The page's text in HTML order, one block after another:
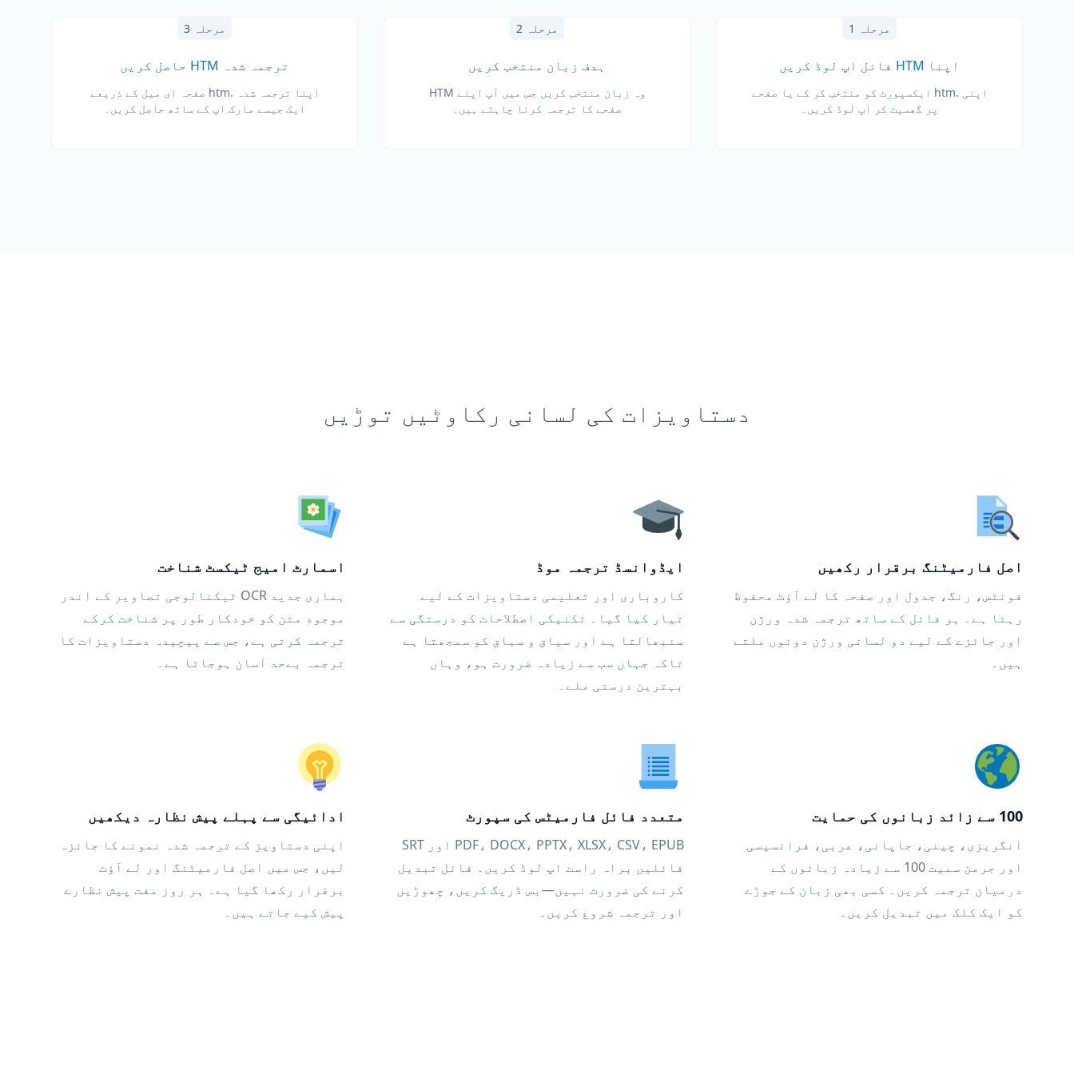
مرحلہ 1
اپنا HTM فائل اپ لوڈ کریں
اپنی .htm ایکسپورٹ کو منتخب کر کے یا صفحے
پر گھسیٹ کر اپ لوڈ کریں۔
مرحلہ 2
ہدف زبان منتخب کریں
وہ زبان منتخب کریں جس میں آپ اپنے HTM
صفحے کا ترجمہ کرنا چاہتے ہیں۔
مرحلہ 3
ترجمہ شدہ HTM حاصل کریں
اپنا ترجمہ شدہ .htm صفحہ ای میل کے ذریعے
ایک جیسے مارک اپ کے ساتھ حاصل کریں۔
دستاویزات کی لسانی رکاوٹیں توڑیں
اصل فارمیٹنگ برقرار رکھیں
فونٹس، رنگ، جدول اور صفحہ کا لے آؤٹ محفوظ
رہتا ہے۔ ہر فائل کے ساتھ ترجمہ شدہ ورژن
اور جائزے کے لیے دو لسانی ورژن دونوں ملتے
ہیں۔
ایڈوانسڈ ترجمہ موڈ
کاروباری اور تعلیمی دستاویزات کے لیے
تیار کیا گیا۔ تکنیکی اصطلاحات کو درستگی سے
سنبھالتا ہے اور سیاق و سباق کو سمجھتا ہے
تاکہ جہاں سب سے زیادہ ضرورت ہو، وہاں
بہترین درستی ملے۔
اسمارٹ امیج ٹیکسٹ شناخت
ہماری جدید OCR ٹیکنالوجی تصاویر کے اندر
موجود متن کو خودکار طور پر شناخت کرکے
ترجمہ کرتی ہے، جس سے پیچیدہ دستاویزات کا
ترجمہ بےحد آسان ہوجاتا ہے۔
100 سے زائد زبانوں کی حمایت
انگریزی، چینی، جاپانی، عربی، فرانسیسی
اور جرمن سمیت 100 سے زیادہ زبانوں کے
درمیان ترجمہ کریں۔ کسی بھی زبان کے جوڑے
کو ایک کلک میں تبدیل کریں۔
متعدد فائل فارمیٹس کی سپورٹ
PDF، DOCX، PPTX، XLSX، CSV، EPUB اور SRT
فائلیں براہ راست اپ لوڈ کریں۔ فائل تبدیل
کرنے کی ضرورت نہیں—بس ڈریگ کریں، چھوڑیں
اور ترجمہ شروع کریں۔
ادائیگی سے پہلے پیش نظارہ دیکھیں
اپنی دستاویز کے ترجمہ شدہ نمونے کا جائزہ
لیں، جس میں اصل فارمیٹنگ اور لے آؤٹ
برقرار رکھا گیا ہے۔ ہر روز مفت پیش نظارے
پیش کیے جاتے ہیں۔